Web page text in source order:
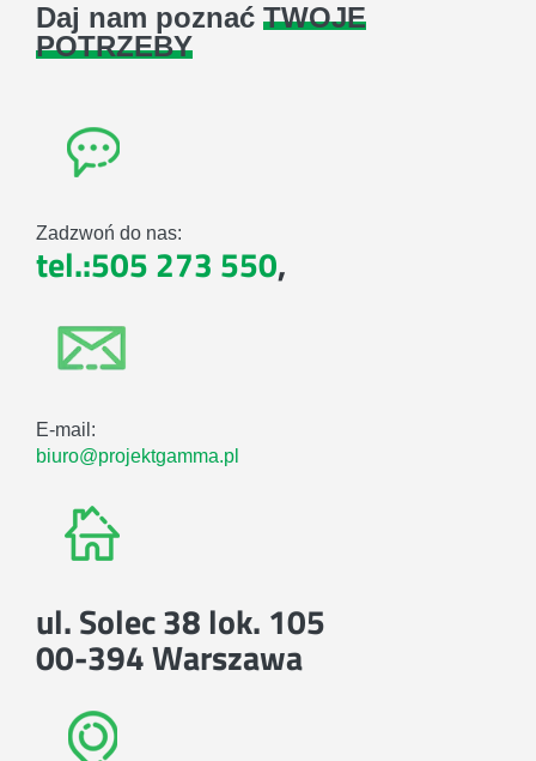
Daj nam poznać TWOJE
POTRZEBY
Zadzwoń do nas:
tel.:505 273 550,
E-mail:
biuro@projektgamma.pl
ul. Solec 38 lok. 105
00-394 Warszawa